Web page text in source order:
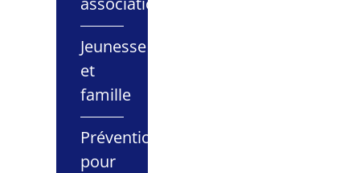
Jeunesse
et
famille
Prévention
pour